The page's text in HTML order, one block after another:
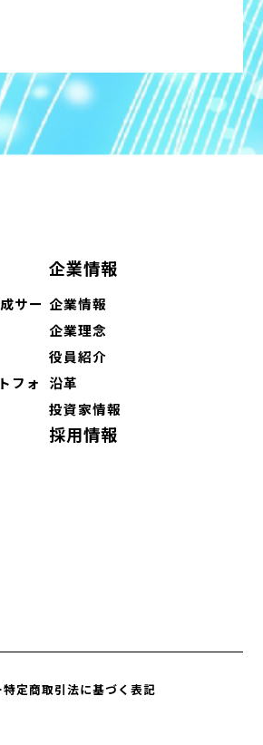
サー
フォ
企業情報
企業情報
企業理念
役員紹介
沿革
投資家情報
採用情報
特定商取引法に基づく表記